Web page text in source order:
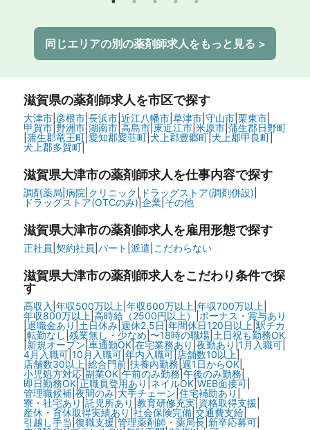
同じエリアの別の薬剤師求人をもっと見る >
滋賀県の薬剤師求人を市区で探す
大津市| 彦根市| 長浜市| 近江八幡市| 草津市| 守山市| 栗東市|
甲賀市|野洲市|湖南市|高島市| 東近江市| 米原市| 蒲生郡日野町
蒲生郡竜王町|愛知郡愛荘町| 犬上郡豊郷町| 犬上郡甲良町|
犬上郡多賀町|
滋賀県大津市の薬剤師求人を仕事内容で探す
調剤薬局 病院 クリニック ドラッグストア(調剤併設)
ドラッグストア(OTCのみ)| 企業| その他
滋賀県大津市の薬剤師求人を雇用形態で探す
正社員 契約社員 パート 派遣 こだわらない
滋賀県大津市の薬剤師求人をこだわり条件で探
す
高収入 年収500万以上 年収600万以上 年収700万以上
年収800万以上 高時給（2500円以上）| ボーナス・賞与あり
退職金あり 土日休み| 週休2.5日 年間休日120日以上 駅チカ
|転勤なし 残業無し・少なめ 〜18時の職場| 土日祝も勤務OK
|新規オープン 車通勤OK|在宅業務あり 夜勤あり 1月入職可|
4月入職可| 10月入職可| 年内入職可| 店舗数10以上|
店舗数30以上 総合門前| 扶養内勤務 週1日からOK|
小児処方対応| 副業OK| 午前のみ勤務| 午後のみ勤務|
即日勤務OK| 正職員登用あり ネイルOK| WEB面接可|
管理職候補| 夜間のみ| 大手チェーン 住宅補助あり
寮・社宅あり 託児所あり 教育研修充実| 資格取得支援
産休・育休取得実績あり 社会保険完備| 交通費支給|
引越し手当 復職支援 |管理薬剤師・薬局長| 新卒応募可|